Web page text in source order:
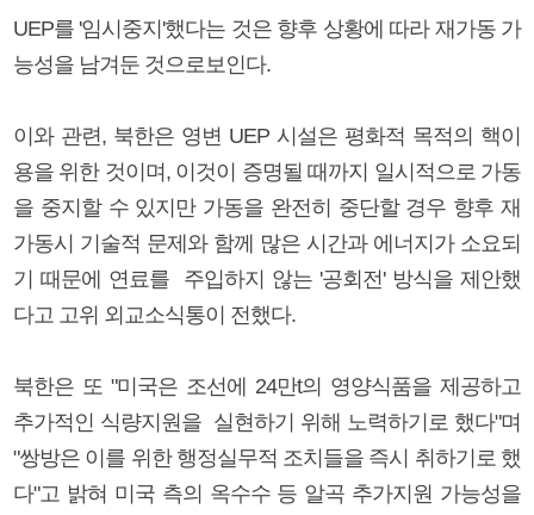
UEP를 '임시중지'했다는 것은 향후 상황에 따라 재가동 가
능성을 남겨둔 것으로보인다.
이와 관련, 북한은 영변 UEP 시설은 평화적 목적의 핵이
용을 위한 것이며, 이것이 증명될 때까지 일시적으로 가동
을 중지할 수 있지만 가동을 완전히 중단할 경우 향후 재
가동시 기술적 문제와 함께 많은 시간과 에너지가 소요되
기 때문에 연료를 주입하지 않는 '공회전' 방식을 제안했
다고 고위 외교소식통이 전했다.
북한은 또 "미국은 조선에 24만t의 영양식품을 제공하고
추가적인 식량지원을 실현하기 위해 노력하기로 했다"며
"쌍방은 이를 위한 행정실무적 조치들을 즉시 취하기로 했
다"고 밝혀 미국 측의 옥수수 등 알곡 추가지원 가능성을